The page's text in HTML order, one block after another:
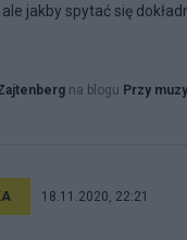
jakby spytać się
na blogu Przy
18.11.2020, 22:21